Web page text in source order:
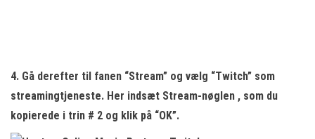
4. Gå derefter til fanen “Stream” og vælg “Twitch” som
streamingtjeneste. Her indsæt Stream-nøglen , som du
kopierede i trin # 2 og klik på “OK”.